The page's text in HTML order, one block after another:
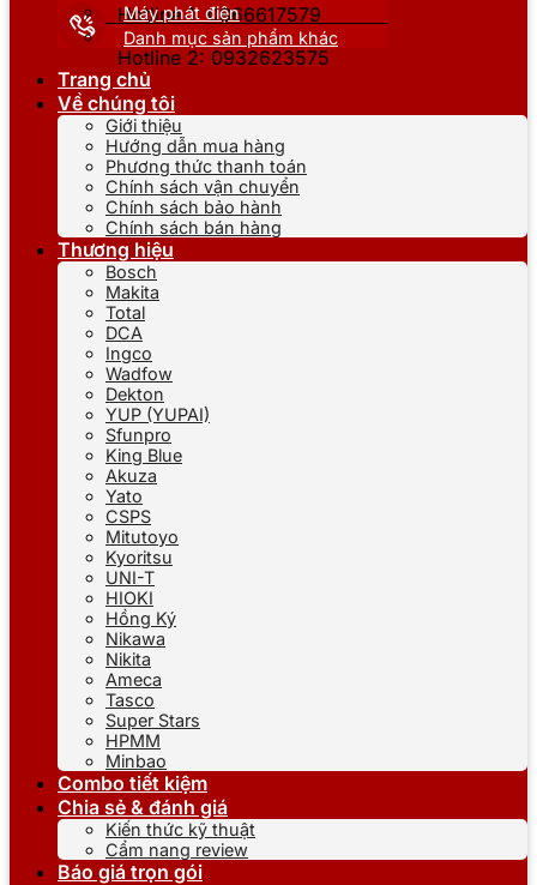
Hotline 1: 0866617579
Hotline 2: 0932623575
Máy phát điện
Danh mục sản phẩm khác
Trang chủ
Về chúng tôi
Giới thiệu
Hướng dẫn mua hàng
Phương thức thanh toán
Chính sách vận chuyển
Chính sách bảo hành
Chính sách bán hàng
Thương hiệu
Bosch
Makita
Total
DCA
Ingco
Wadfow
Dekton
YUP (YUPAI)
Sfunpro
King Blue
Akuza
Yato
CSPS
Mitutoyo
Kyoritsu
UNI-T
HIOKI
Hồng Ký
Nikawa
Nikita
Ameca
Tasco
Super Stars
HPMM
Minbao
Combo tiết kiệm
Chia sẻ & đánh giá
Kiến thức kỹ thuật
Cẩm nang review
Báo giá trọn gói